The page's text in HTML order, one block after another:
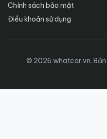
Chính sách bảo mật
Điều khoản sử dụng
© 2026 whatcar.vn.